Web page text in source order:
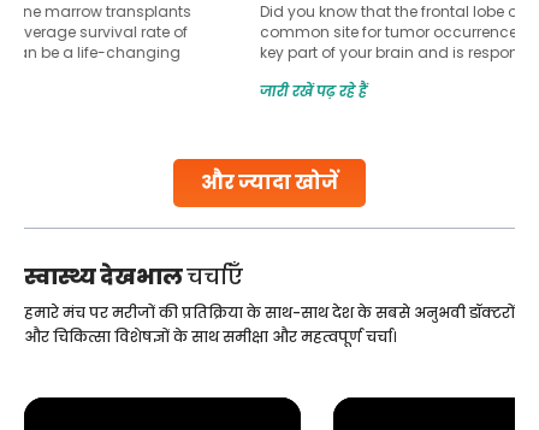
और ज्यादा खोजें
Did you know that the frontal lobe of your brain is the most
common site for tumor occurrence? The frontal lobe is a
key part of your brain and is responsible for various
harm to it can lead to serious complications. However, with
स्वास्थ्य देखभालचर्चाएँ
हमारे मंच पर मरीजों की प्रतिक्रिया के साथ-साथ देश के सबसे अनुभवी डॉक्टरों
और चिकित्सा विशेषज्ञों के साथ समीक्षा और महत्वपूर्ण चर्चा।